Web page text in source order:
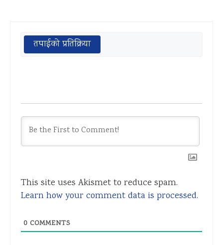
तपाईको प्रतिक्रिया
This site uses Akismet to reduce spam.
Learn how your comment data is processed.
0 COMMENTS